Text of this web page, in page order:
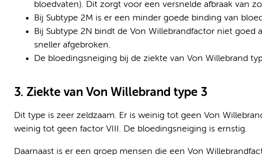
bloedvaten). Dit zorgt voor een versnelde afbraak van
Bij Subtype 2M is er een minder goede binding van
Bij Subtype 2N bindt de Von Willebrandfactor niet goed
sneller afgebroken.
De bloedingsneiging bij de ziekte van Von Willebrand
3. Ziekte van Von Willebrand type 3
Dit type is zeer zeldzaam. Er is weinig tot geen Von
weinig tot geen factor VIII. De bloedingsneiging is ernstig.
Daarnaast is er een groep mensen die een Von